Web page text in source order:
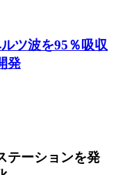
ツ波を95％吸収
発
テーションを発